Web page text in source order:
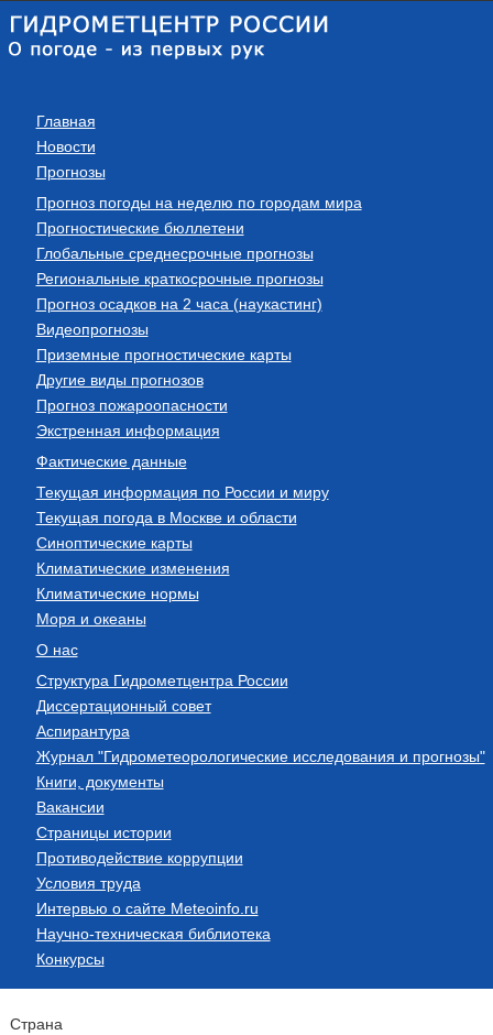
Главная
Новости
Прогнозы
Прогноз погоды на неделю по городам мира
Прогностические бюллетени
Глобальные среднесрочные прогнозы
Региональные краткосрочные прогнозы
Прогноз осадков на 2 часа (наукастинг)
Видеопрогнозы
Приземные прогностические карты
Другие виды прогнозов
Прогноз пожароопасности
Экстренная информация
Фактические данные
Текущая информация по России и миру
Текущая погода в Москве и области
Синоптические карты
Климатические изменения
Климатические нормы
Моря и океаны
О нас
Структура Гидрометцентра России
Диссертационный совет
Аспирантура
Журнал "Гидрометеорологические исследования и прогнозы"
Книги, документы
Вакансии
Страницы истории
Противодействие коррупции
Условия труда
Интервью о сайте Meteoinfo.ru
Научно-техническая библиотека
Конкурсы
Страна